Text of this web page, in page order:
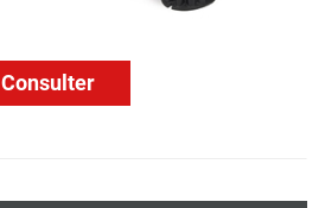
Consulter